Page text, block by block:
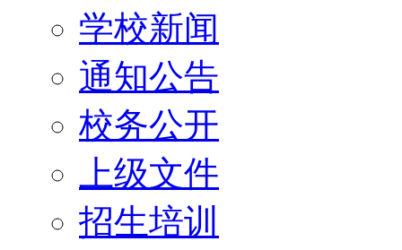
学校新闻
通知公告
校务公开
上级文件
招生培训